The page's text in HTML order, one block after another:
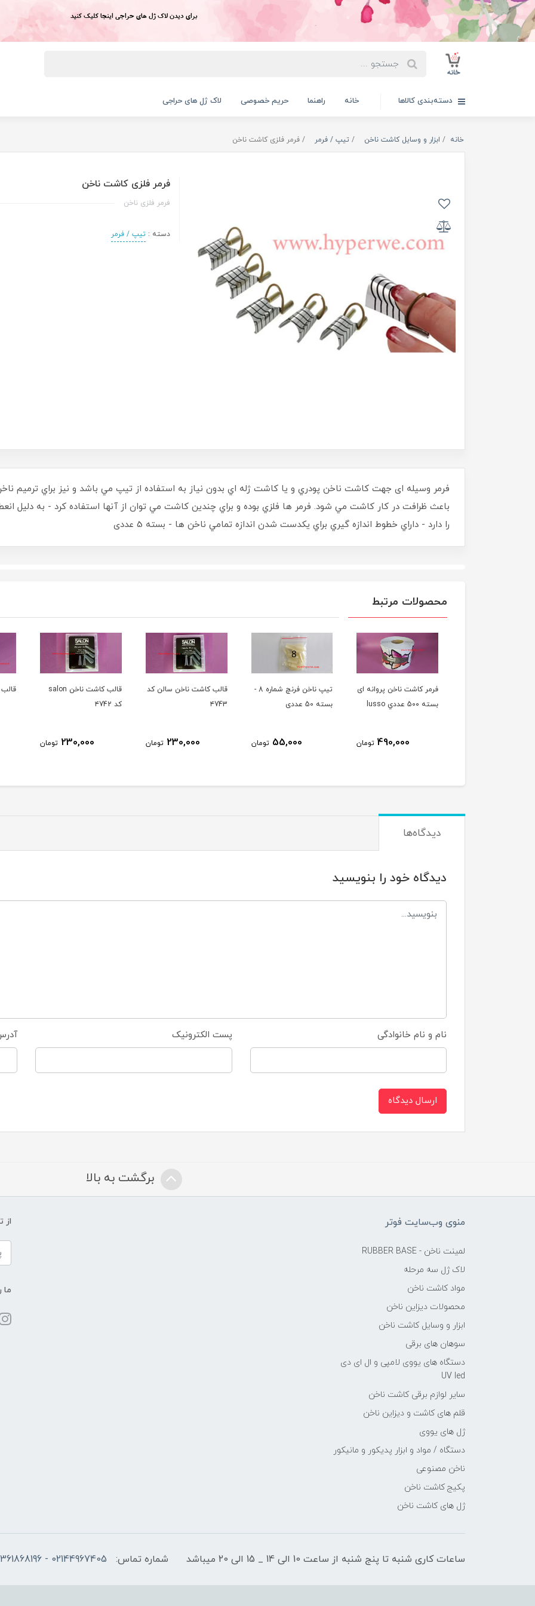
برای دیدن لاک ژل های حراجی اینجا کلیک کنید
دسته‌بندی کالاها خانه راهنما حریم خصوصی لاک ژل های حراجی
خانه ابزار و وسایل کاشت ناخن تیپ / فرمر فرمر فلزی کاشت ناخن
فرمر فلزی کاشت ناخن
فرمر فلزی ناخن
دسته : تیپ / فرمر
فرمر وسيله ای جهت کاشت ناخن پودري و يا کاشت ژله اي بدون نياز به استفاده از تيپ مي باشد و نيز براي ترميم
باعث ظرافت در کار کاشت مي شود. فرمر ها فلزي بوده و براي چندين کاشت مي توان از آنها استفاده کرد - به دليل
را دارد - داراي خطوط اندازه گيري براي يکدست شدن اندازه تمامي ناخن ها - بسته 5 عددی
محصولات مرتبط
تيپ ناخن فرنچ شماره 8 -
بسته 50 عددی
55,000 تومان
قالب کاشت ناخن سالن کد
۴743
230,000 تومان
قالب کاشت ناخن salon
کد ۴742
230,000 تومان
قالب کاشت ناخن کد ۴741
350,000 تومان
تيپ
دیدگاه‌ها
دیدگاه خود را بنویسید
نام و نام خانوادگی پست الکترونیک
ارسال دیدگاه
برگشت به بالا
منوی وب‌سایت فوتر
لمینت ناخن - RUBBER BASE
لاک ژل سه مرحله
مواد کاشت ناخن
محصولات دیزاین ناخن
ابزار و وسایل کاشت ناخن
سوهان های برقی
دستگاه های یووی لامپی و ال ای دی
UV led
سایر لوازم برقی کاشت ناخن
قلم های کاشت و دیزاین ناخن
ژل های یووی
دستگاه / مواد و ابزار پدیکور و مانیکور
ناخن مصنوعی
پکیج کاشت ناخن
ژل های کاشت ناخن
از
ما
ساعات کاری شنبه تا پنج شنبه از ساعت 10 الی 14 _ 15 الی 20 میباشد شماره تماس: 02144967405 - 09361868196